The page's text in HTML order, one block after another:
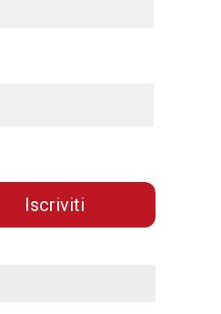
Iscriviti